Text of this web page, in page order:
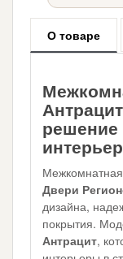
О товаре
решение
Двери
дизайна,
покрытия.
Антрацит,